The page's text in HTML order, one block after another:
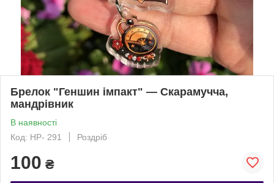
Брелок "Геншин імпакт" — Скарамучча,
мандрівник
В наявності
Код: HP- 291
Роздріб
100 ₴